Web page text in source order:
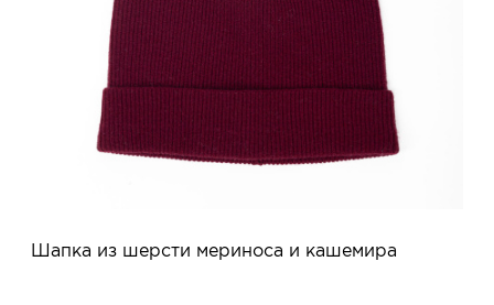
Шапка из шерсти мериноса и кашемира